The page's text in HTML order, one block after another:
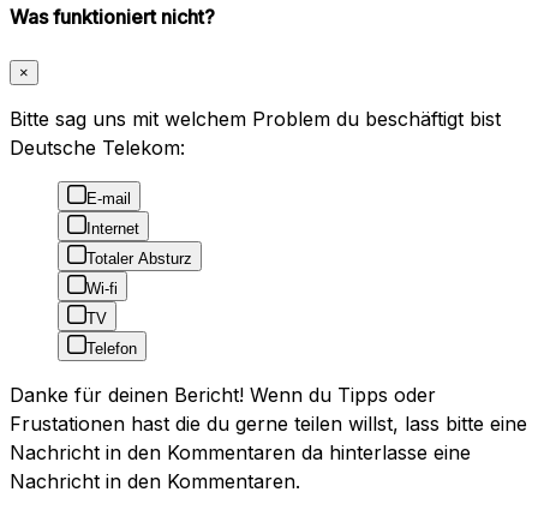
Was funktioniert nicht?
×
Bitte sag uns mit welchem Problem du beschäftigt bist
Deutsche Telekom:
E-mail
Internet
Totaler Absturz
Wi-fi
TV
Telefon
Danke für deinen Bericht! Wenn du Tipps oder
Frustationen hast die du gerne teilen willst, lass bitte eine
Nachricht in den Kommentaren da hinterlasse eine
Nachricht in den Kommentaren.